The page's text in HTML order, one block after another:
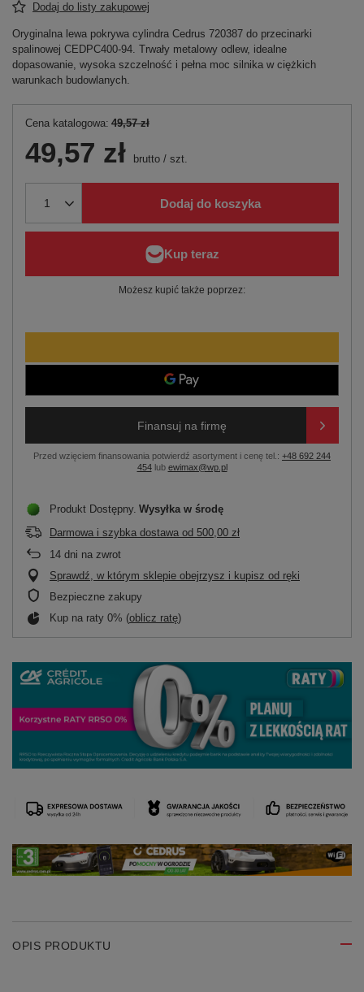
Dodaj do listy zakupowej
Oryginalna lewa pokrywa cylindra Cedrus 720387 do przecinarki
spalinowej CEDPC400-94. Trwały metalowy odlew, idealne
dopasowanie, wysoka szczelność i pełna moc silnika w ciężkich
warunkach budowlanych.
Cena katalogowa: 49,57 zł
49,57 zł brutto / szt.
Dodaj do koszyka
Możesz kupić także poprzez:
Finansuj na firmę
Przed wzięciem finansowania potwierdź asortyment i cenę tel.: +48 692 244
454lub ewimax@wp.pl
Produkt Dostępny Wysyłka w środę
Darmowa i szybka dostawa od 500,00 zł
14 dni na zwrot
Sprawdź, w którym sklepie obejrzysz i kupisz od ręki
Bezpieczne zakupy
Kup na raty 0% (oblicz ratę)
OPIS PRODUKTU